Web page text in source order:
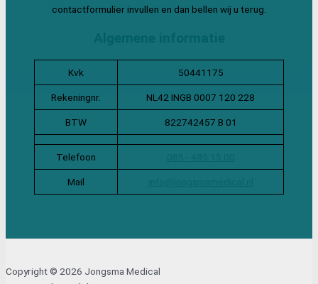
contactformulier invullen en dan bellen wij u terug.
Kvk 50441175
Rekeningnr. NL42 INGB 0007 120 228
BTW 822742457 B 01
Telefoon
Mail
Copyright © 2026 Jongsma Medical